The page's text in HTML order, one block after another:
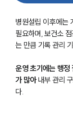
병원설립 이후에는
필요하며, 보건소
는 만큼 기록 관리
운영 초기에는 행정
가 많아 내부 관리
다.